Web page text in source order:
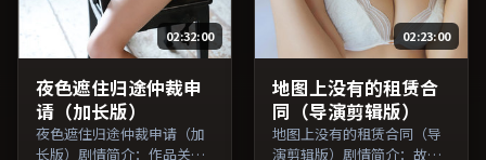
02:32:00
夜色遮住归途仲裁申
请（加长版）
夜色遮住归途仲裁申请（加
长版）剧情简介：作品关注
02:23:00
地图上没有的租赁合
同（导演剪辑版）
地图上没有的租赁合同（导
演剪辑版）剧情简介：故事